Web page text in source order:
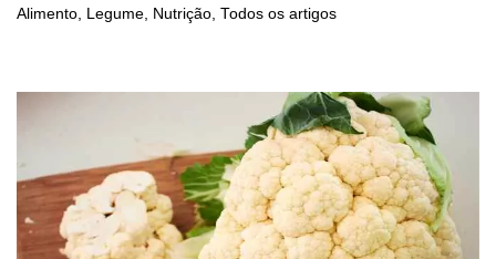
Alimento, Legume, Nutrição, Todos os artigos